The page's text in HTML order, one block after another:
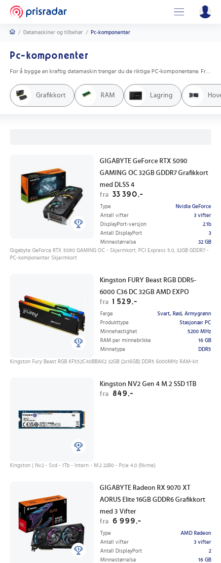
/ Datamaskiner og tilbehør / Pc-komponenter
Pc-komponenter
Grafikkort RAM Lagring
GIGABYTE GeForce RTX 5090
GAMING OC 32GB GDDR7 Grafikkort
med DLSS 4
fra 33 390,-
Type
Nvidia GeForce
Antall vifter
3 vifter
DisplayPort-versjon
2.1b
Antall DisplayPort
3
Minnestørrelse
32 GB
Gigabyte GeForce RTX 5090 GAMING OC - Skjermkort, PCI Express 5.0, 32GB GDDR7 -
PC-komponenter Skjermkort
Kingston FURY Beast RGB DDR5-
6000 C36 DC 32GB AMD EXPO
fra 1 529,-
Farge
Svart, Rød, Armygrønn
Produkttype
Stasjonær PC
Minnehastighet
5200 MHz
RAM per minnebrikke
16 GB
Minnetype
DDR5
Kingston Fury Beast RGB KF552C40BBAK2 32GB (2x16GB) DDR5 6000MHz RAM-kit
Kingston NV2 Gen 4 M.2 SSD 1TB
fra
849,-
Kingston | Nv2 - Ssd - 1Tb - Intern - M.2 2280 - Pcie 4.0 (Nvme)
GIGABYTE Radeon RX 9070 XT
AORUS Elite 16GB GDDR6 Grafikkort
med 3 Vifter
fra
6 999,-
Type
AMD Radeon
Antall vifter
3 vifter
Antall DisplayPort
2
Minnestørrelse
16 GB